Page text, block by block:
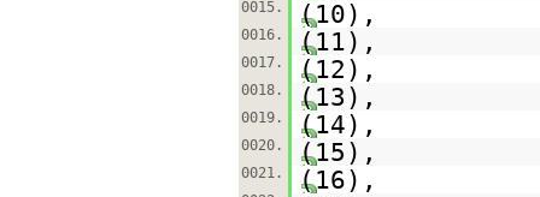
0015. (10),
0016. (11),
0017. (12),
0018. (13),
0019. (14),
0020. (15),
0021. (16),